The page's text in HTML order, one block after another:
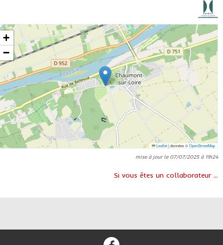
+
−
Leaflet|données ©OpenStreetMap
mise à jour le 07/07/2025 à 11h24
Si vous êtes un collaborateur ...